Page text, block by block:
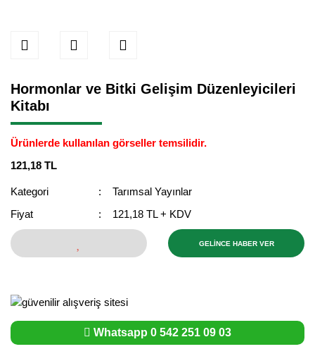
Hormonlar ve Bitki Gelişim Düzenleyicileri
Kitabı
Ürünlerde kullanılan görseller temsilidir.
121,18 TL
Kategori
Tarımsal Yayınlar
Fiyat
121,18 TL + KDV
GELİNCE HABER VER
Whatsapp 0 542 251 09 03